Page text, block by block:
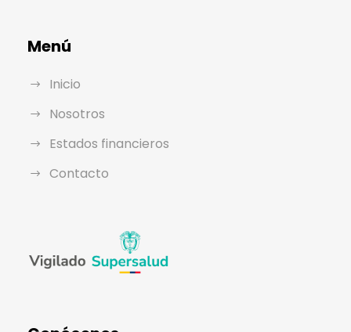
Menú
Inicio
Nosotros
Estados financieros
Contacto